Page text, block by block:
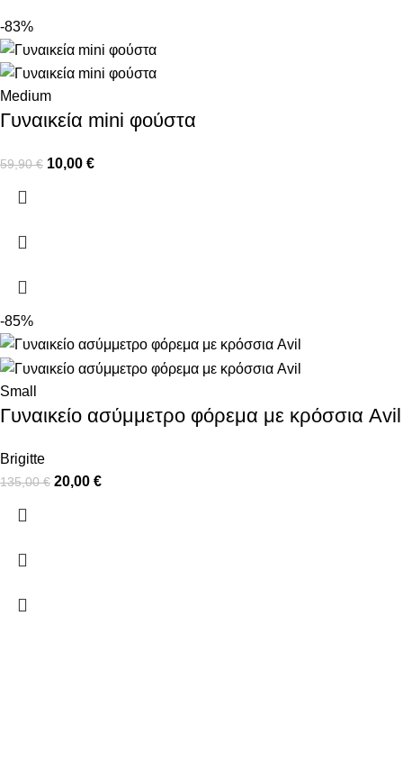
-83%
Medium
Γυναικεία mini φούστα
59,90€ 10,00 €
-85%
Small
Γυναικείο ασύμμετρο φόρεμα με κρόσσια Avil
Brigitte
135,00€ 20,00 €